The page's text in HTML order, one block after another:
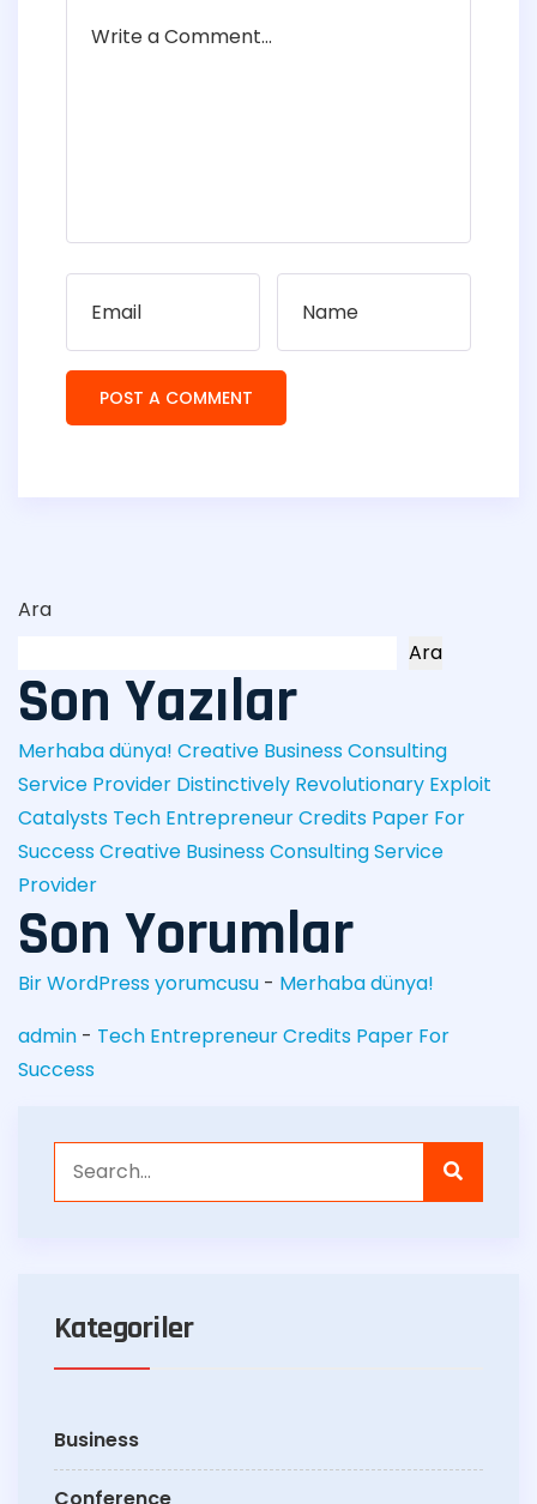
Ara
Ara
Son Yazılar
Merhaba dünya! Creative Business Consulting
Service Provider Distinctively Revolutionary Exploit
Catalysts Tech Entrepreneur Credits Paper For
SuccessCreative Business Consulting Service
Provider
Son Yorumlar
Bir WordPress yorumcusu - Merhaba dünya!
admin - Tech Entrepreneur Credits Paper For
Success
Kategoriler
Business